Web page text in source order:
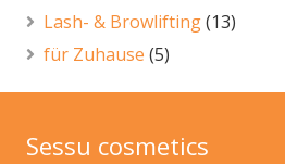
Lash- & Browlifting(13)
für Zuhause (5)
Sessu cosmetics